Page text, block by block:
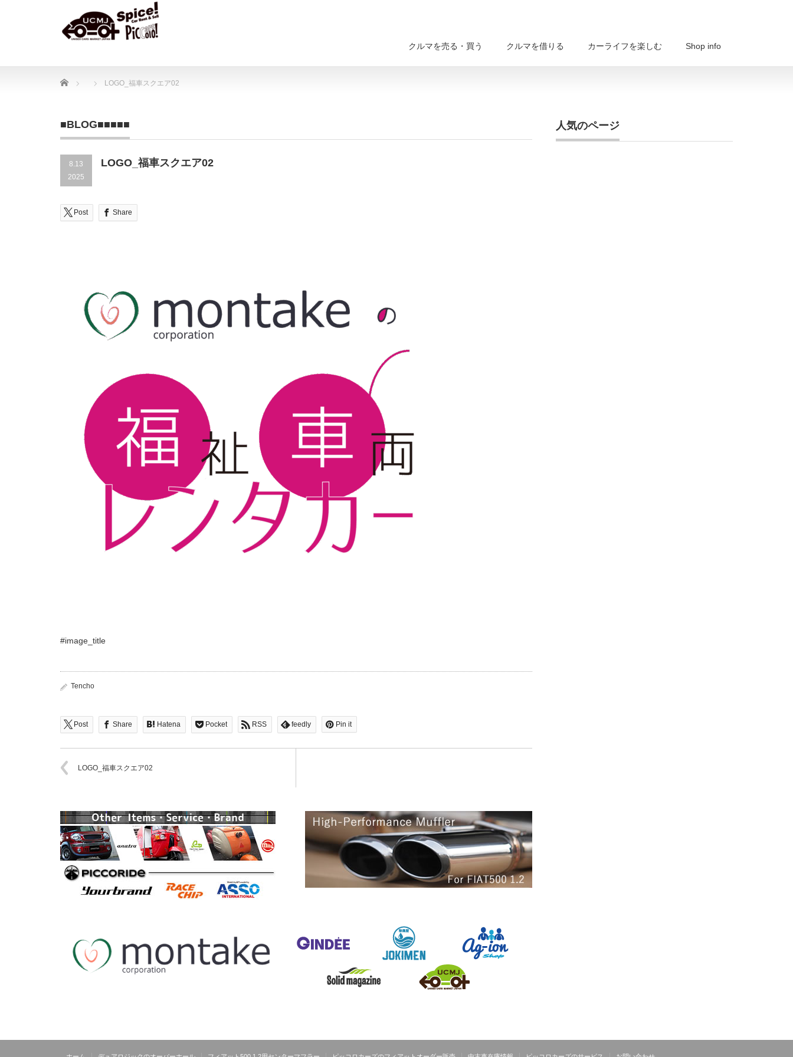
クルマを売る・買う クルマを借りる カーライフを楽しむ Shop info
Home LOGO_福車スクエア02
■BLOG■■■■■
8.13
2025
LOGO_福車スクエア02
Post Share
#image_title
Tencho
Post Share Hatena Pocket RSS feedly Pin it
LOGO_福車スクエア02
人気のページ